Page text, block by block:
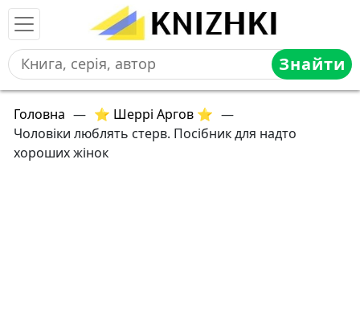
Знайти
Головна — ⭐ Шеррі Аргов ⭐ —
Чоловіки люблять стерв. Посібник для надто
хороших жінок